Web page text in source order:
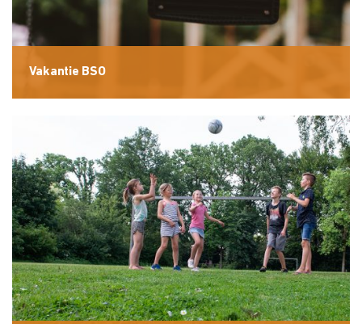
Vakantie BSO